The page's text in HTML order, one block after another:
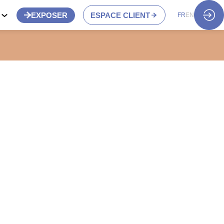
EXPOSER ESPACE CLIENT FR EN